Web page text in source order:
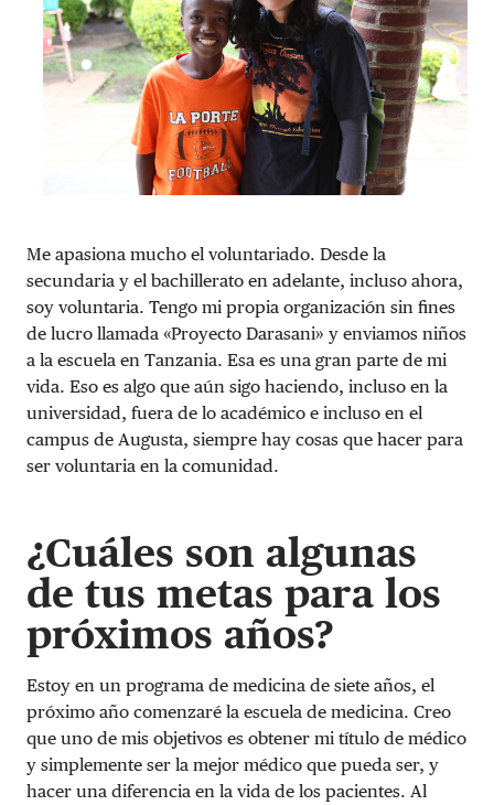
Me apasiona mucho el voluntariado. Desde la
secundaria y el bachillerato en adelante, incluso ahora,
soy voluntaria. Tengo mi propia organización sin fines
de lucro llamada «Proyecto Darasani» y enviamos niños
a la escuela en Tanzania. Esa es una gran parte de mi
vida. Eso es algo que aún sigo haciendo, incluso en la
universidad, fuera de lo académico e incluso en el
campus de Augusta, siempre hay cosas que hacer para
ser voluntaria en la comunidad.
¿Cuáles son algunas
de tus metas para los
próximos años?
Estoy en un programa de medicina de siete años, el
próximo año comenzaré la escuela de medicina. Creo
que uno de mis objetivos es obtener mi título de médico
y simplemente ser la mejor médico que pueda ser, y
hacer una diferencia en la vida de los pacientes. Al